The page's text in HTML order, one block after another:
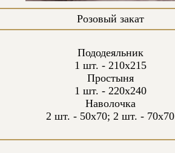
Розовый закат
Пододеяльник
1 шт. - 210х215
Простыня
1 шт. - 220х240
Наволочка
2 шт. - 50х70; 2 шт. - 70х70